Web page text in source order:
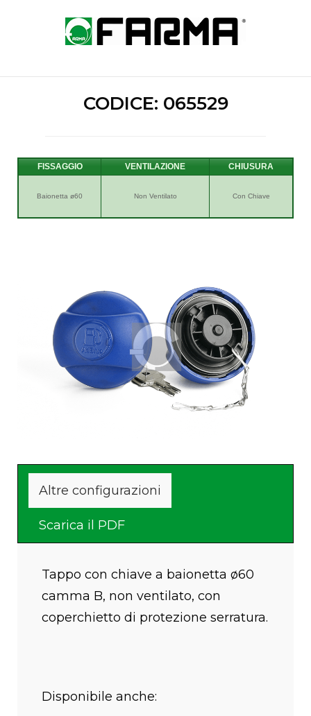
Home
CODICE: 065529
Baionetta ø60 Non Ventilato
Altre configurazioni
Scarica il PDF
Tappo con chiave a baionetta ø60
camma B, non ventilato, con
coperchietto di protezione serratura.
Disponibile anche: